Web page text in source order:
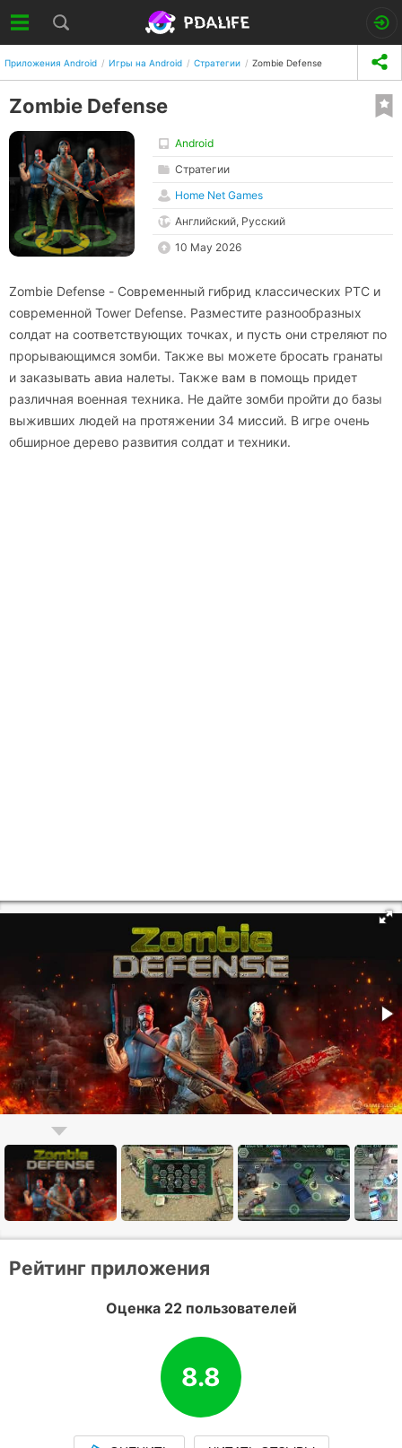
Приложения Android Игры на Android Стратегии Zombie Defense
Zombie Defense
Android
Стратегии
Home Net Games
Английский, Русский
10 May 2026
Zombie Defense - Современный гибрид классических РТС и
современной Tower Defense. Разместите разнообразных
солдат на соответствующих точках, и пусть они стреляют по
прорывающимся зомби. Также вы можете бросать гранаты
и заказывать авиа налеты. Также вам в помощь придет
различная военная техника. Не дайте зомби пройти до базы
выживших людей на протяжении 34 миссий. В игре очень
обширное дерево развития солдат и техники.
Рейтинг приложения
Оценка 22 пользователей
8.8